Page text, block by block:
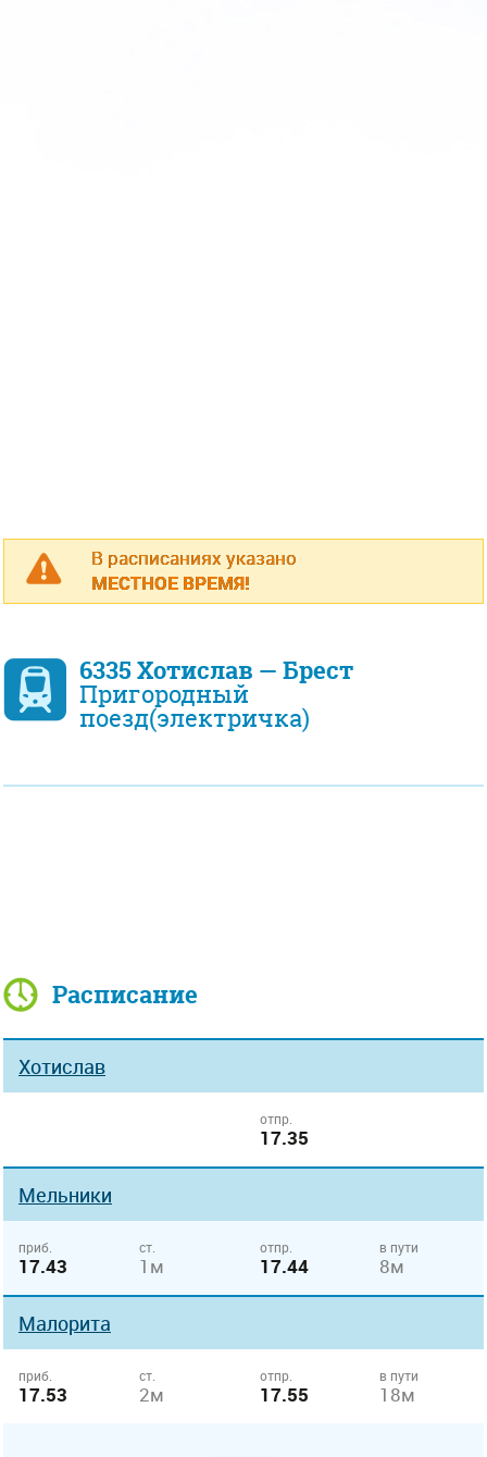
В расписаниях указано
МЕСТНОЕ ВРЕМЯ!
6335 Хотислав — Брест
Пригородный
поезд(электричка)
Расписание
Хотислав
отпр.
17.35
Мельники
приб.
17.43
ст.
1м
отпр.
17.44
в пути
8м
Малорита
приб.
17.53
ст.
2м
отпр.
17.55
в пути
18м